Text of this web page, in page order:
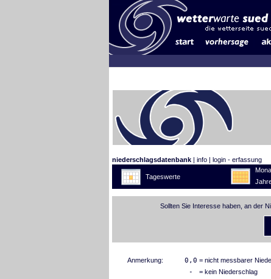
niederschlagsdatenbank| info| login - erfassung
Tageswerte
Sollten Sie Interesse haben, an der
Anmerkung: 0,0 = nicht messbarer
- = kein Niederschlag